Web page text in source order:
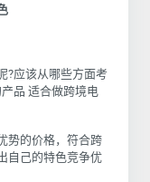
?应该从哪些方面考
品 适合做跨境电
势的价格，符合跨
自己的特色竞争优